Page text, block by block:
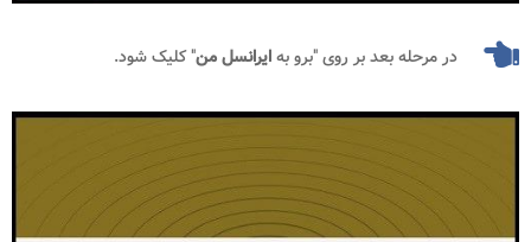
در مرحله بعد بر روی "برو بهایرانسل من" کلیک شود.